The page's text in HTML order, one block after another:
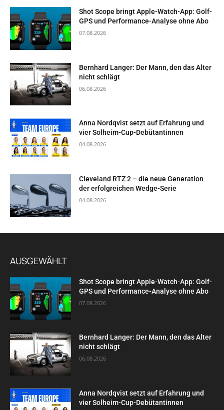
Shot Scope bringt Apple-Watch-App: Golf-
GPS und Performance-Analyse ohne Abo
07.08.2026
Bernhard Langer: Der Mann, den das Alter
nicht schlägt
06.08.2026
Anna Nordqvist setzt auf Erfahrung und
vier Solheim-Cup-Debütantinnen
04.08.2026
Cleveland RTZ 2 – die neue Generation
der erfolgreichen Wedge-Serie
04.08.2026
AUSGEWÄHLT
Shot Scope bringt Apple-Watch-App: Golf-
GPS und Performance-Analyse ohne Abo
07.08.2026
Bernhard Langer: Der Mann, den das Alter
nicht schlägt
06.08.2026
Anna Nordqvist setzt auf Erfahrung und
vier Solheim-Cup-Debütantinnen